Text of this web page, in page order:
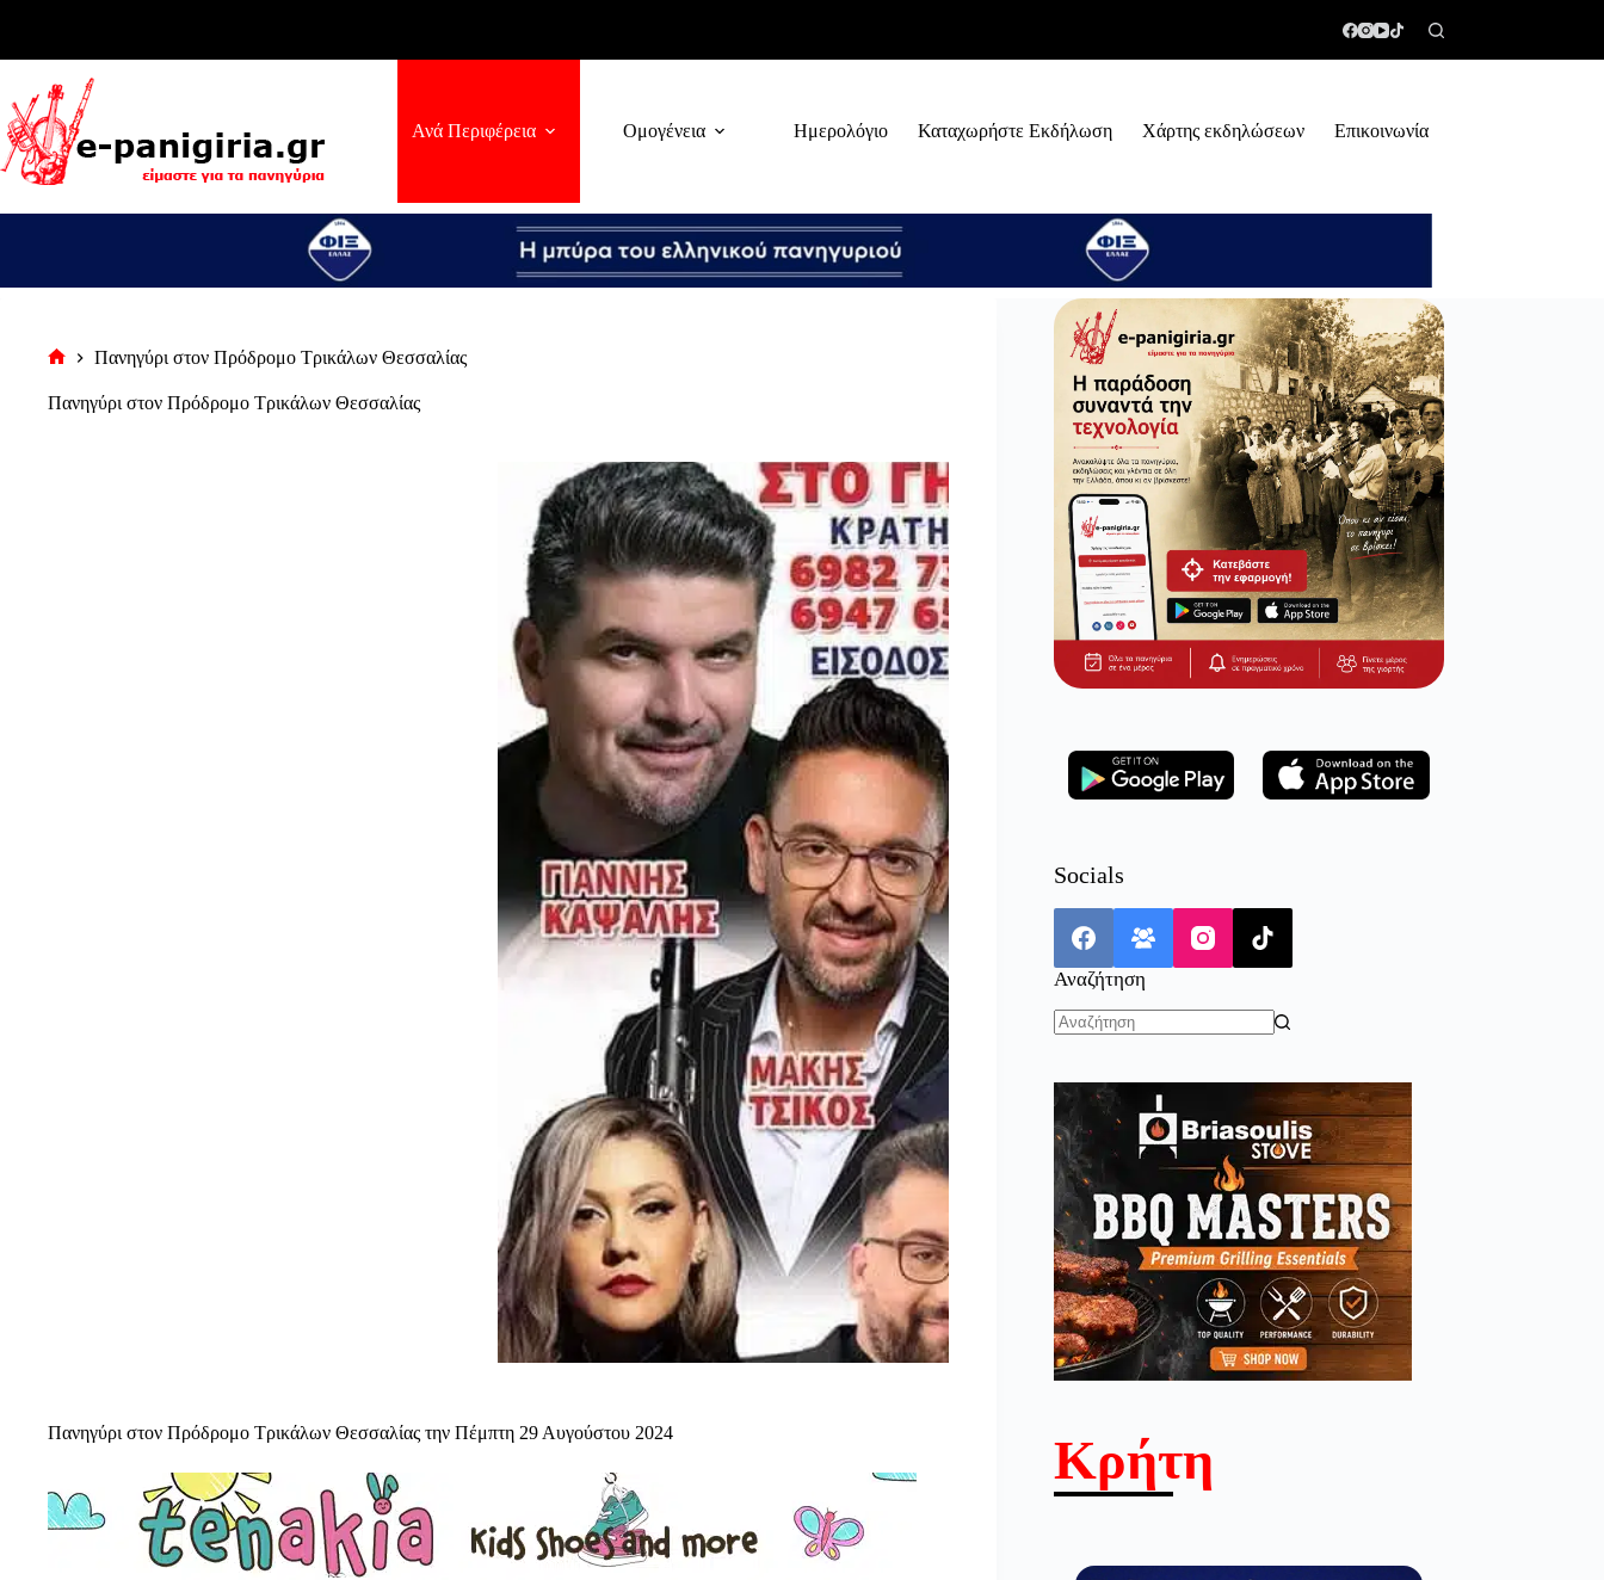
Ανά Περιφέρεια Ομογένεια Ημερολόγιο Καταχωρήστε Εκδήλωση Χάρτης εκδηλώσεων Επικοινωνία
σελίδα
Πανηγύρι στον Πρόδρομο Τρικάλων Θεσσαλίας
Πανηγύρι στον Πρόδρομο Τρικάλων Θεσσαλίας
Πανηγύρι στον Πρόδρομο Τρικάλων Θεσσαλίας την Πέμπτη 29 Αυγούστου 2024
Socials
Αναζήτηση
Κρήτη